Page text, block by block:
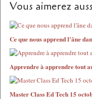
Vous aimerez
Ce que nous apprend l'âne
Apprendre à apprendre tout
Master Class Ed Tech 15